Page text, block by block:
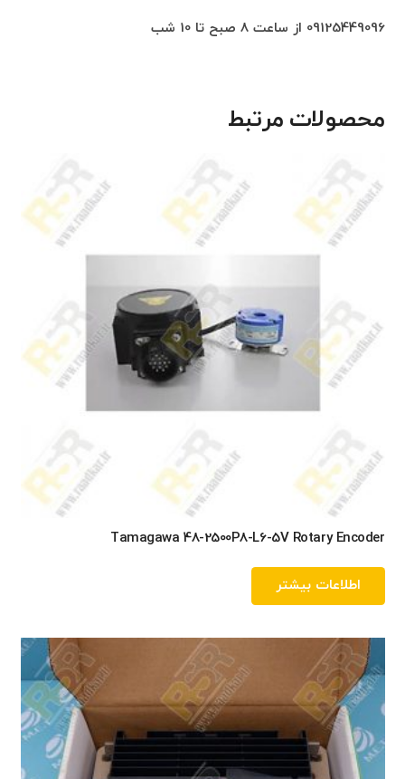
09125449096 از ساعت 8 صبح تا 10 شب
محصولات مرتبط
Tamagawa 48-2500P8-L6-5V Rotary Encoder
اطلاعات بیشتر